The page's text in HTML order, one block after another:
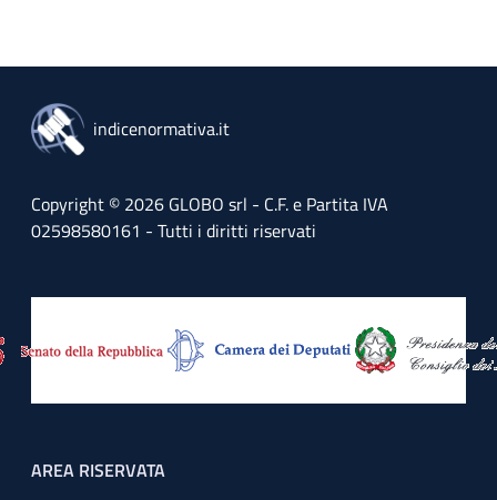
indicenormativa.it
Copyright © 2026 GLOBO srl - C.F. e Partita IVA
02598580161 - Tutti i diritti riservati
Footer menu
AREA RISERVATA